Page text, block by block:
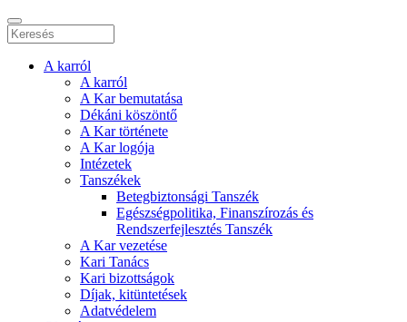
A karról
A karról
A Kar bemutatása
Dékáni köszöntő
A Kar története
A Kar logója
Intézetek
Tanszékek
Betegbiztonsági Tanszék
Egészségpolitika, Finanszírozás és
Rendszerfejlesztés Tanszék
A Kar vezetése
Kari Tanács
Kari bizottságok
Díjak, kitüntetések
Adatvédelem